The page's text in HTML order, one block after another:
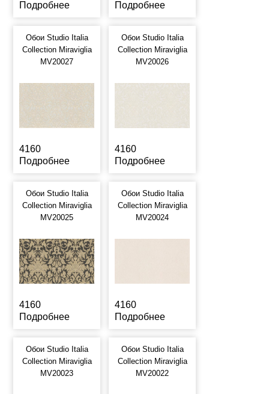
Подробнее Подробнее
Обои Studio Italia
Collection Miraviglia
MV20027
4160
Подробнее
Обои Studio Italia
Collection Miraviglia
MV20026
4160
Подробнее
Обои Studio Italia
Collection Miraviglia
MV20025
4160
Подробнее
Обои Studio Italia
Collection Miraviglia
MV20024
4160
Подробнее
Обои Studio Italia
Collection Miraviglia
MV20023
Обои Studio Italia
Collection Miraviglia
MV20022